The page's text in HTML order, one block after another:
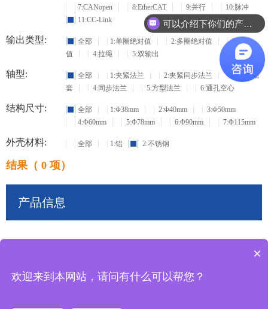
7:CANopen
8:EtherCAT 9:并行
10:脉冲
11:CC-Link
输出类型: 全部 1:单圈绝对值 2:多圈绝对值
3:增量
值
4:拉绳 5:双输出
轴型: 全部 1:夹紧法兰 2:夹紧同步法兰
3:盲孔轴
套
4:同步法兰 5:方型法兰 6:通孔空心
结构尺寸: 全部 1:Φ38mm 2:Φ40mm
3:Φ50mm
4:Φ60mm
5:Φ78mm 6:Φ90mm 7:Φ115mm
外壳材料: 全部 1:铝 2:不锈钢
结果（ 0 项）
产品信息
可以介绍下你们的产品么？
×
欢迎来到本网站，请问有什么可以帮您？